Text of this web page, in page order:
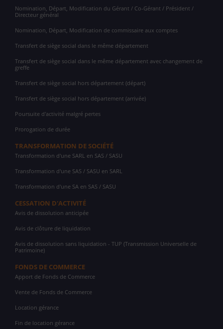
Nomination, Départ, Modification du Gérant / Co-Gérant / Président /
Directeur général
Nomination, Départ, Modification de commissaire aux comptes
Transfert de siège social dans le même département
Transfert de siège social dans le même département avec changement de
greffe
Transfert de siège social hors département (départ)
Transfert de siège social hors département (arrivée)
Poursuite d'activité malgré pertes
Prorogation de durée
TRANSFORMATION DE SOCIÉTÉ
Transformation d'une SARL en SAS / SASU
Transformation d'une SAS / SASU en SARL
Transformation d'une SA en SAS / SASU
CESSATION D'ACTIVITÉ
Avis de dissolution anticipée
Avis de clôture de liquidation
Avis de dissolution sans liquidation - TUP (Transmission Universelle de
Patrimoine)
FONDS DE COMMERCE
Apport de Fonds de Commerce
Vente de Fonds de Commerce
Location gérance
Fin de location gérance